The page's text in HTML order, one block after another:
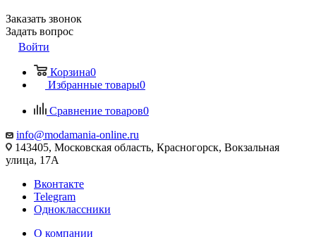
Заказать звонок
Задать вопрос
Войти
Корзина0
Избранные товары0
Сравнение товаров0
info@modamania-online.ru
143405, Московская область, Красногорск, Вокзальная
улица, 17А
Вконтакте
Telegram
Одноклассники
О компании